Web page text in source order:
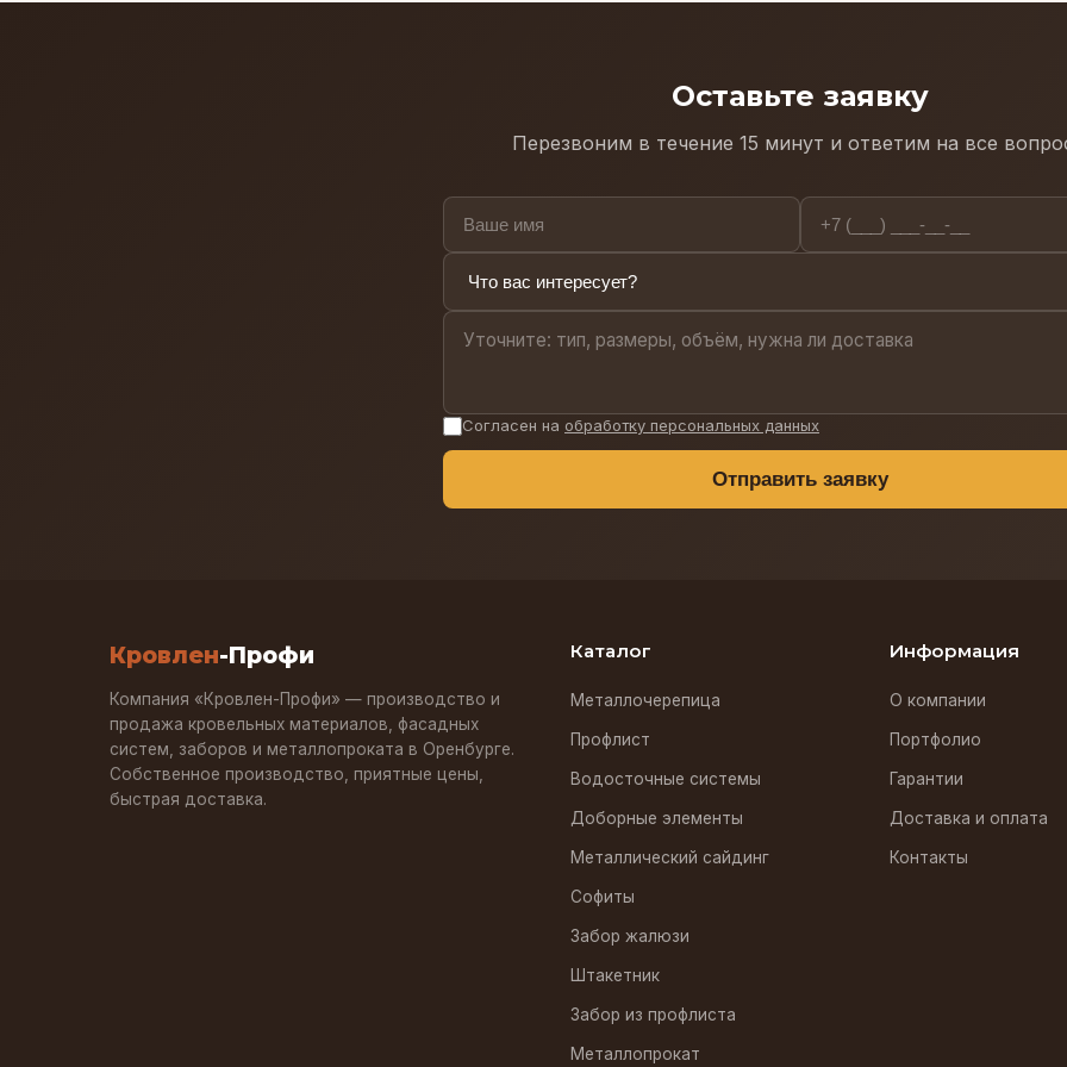
хорошо вписывается в любой ландшафт.
Оставьте заявку
Перезвоним в течение 15 минут и ответим на все
Согласен на обработку персональных данных
Отправить заявку
Кровлен-Профи
Компания «Кровлен-Профи» — производство и
продажа кровельных материалов, фасадных
систем, заборов и металлопроката в Оренбурге.
Собственное производство, приятные цены,
быстрая доставка.
Каталог
Металлочерепица
Профлист
Водосточные системы
Доборные элементы
Металлический сайдинг
Софиты
Забор жалюзи
Штакетник
Забор из профлиста
Металлопрокат
Информация
О компании
Портфолио
Гарантии
Доставка и оплата
Контакты